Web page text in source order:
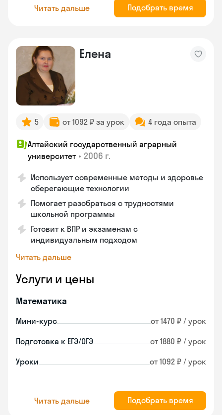
Читать дальше Подобрать время
Елена
5 от 1092 ₽ за урок 4 года опыта
Алтайский государственный аграрный
университет • 2006 г.
Использует современные методы и здоровье
сберегающие технологии
Помогает разобраться с трудностями
школьной программы
Готовит к ВПР и экзаменам с
индивидуальным подходом
Читать дальше
Услуги и цены
Математика
Мини-курс от 1470 ₽ / урок
Подготовка к ЕГЭ/ОГЭ от 1880 ₽ / урок
Уроки от 1092 ₽ / урок
Читать дальше Подобрать время